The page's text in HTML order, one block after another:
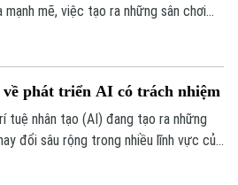
mạnh mẽ, việc tạo ra những sân chơi
– Đấu trường Lập trình 2026" đã
tổ chức tại Học viện Bưu chính viễn
thu hút đông đảo học sinh, sinh
phát triển AI có trách nhiệm
tuệ nhân tạo (AI) đang tạo ra những
đổi sâu rộng trong nhiều lĩnh vực của